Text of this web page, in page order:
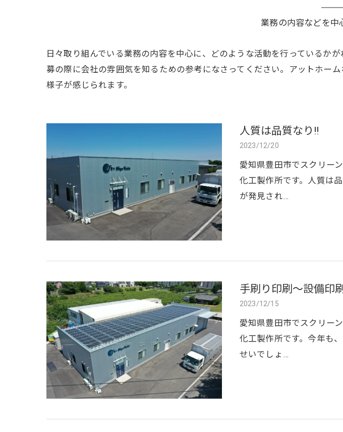
業務の内容などを中
日々取り組んでいる業務の内容を中心に、どのような活動を行っているか
募の際に会社の雰囲気を知るための参考になさってください。アットホー
様子が感じられます。
人質は品質なり!!
2023/12/20
愛知県豊田市でスクリー
化工製作所です。人質は
が発見され…
手刷り印刷～設備印
2023/12/15
愛知県豊田市でスクリー
化工製作所です。今年も
せいでしょ…